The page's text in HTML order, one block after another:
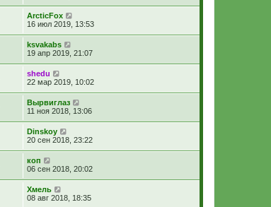
ArcticFox
16 июл 2019, 13:53
ksvakabs
19 апр 2019, 21:07
shedu
22 мар 2019, 10:02
Вырвиглаз
11 ноя 2018, 13:06
Dinskoy
20 сен 2018, 23:22
коп
06 сен 2018, 20:02
Хмель
08 авг 2018, 18:35